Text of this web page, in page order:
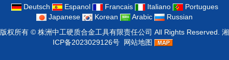
Deutsch Espanol Francais Italiano
Portugues
Japanese
Korean Arabic
Russian
版权所有 © 株洲中工硬质合金工具有限责任公司 All Rights Reserved. 湘
ICP备2023029126号 网站地图